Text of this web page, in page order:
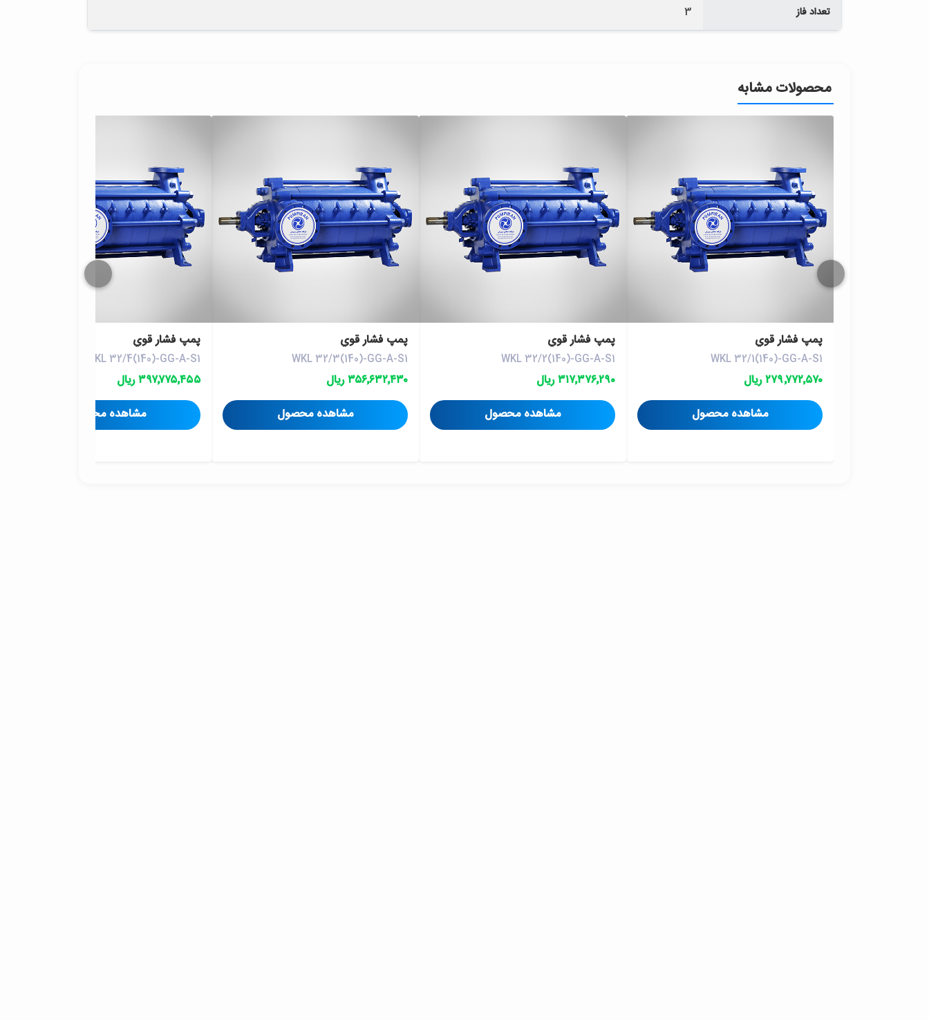
تعداد فاز 3
محصولات مشابه
پمپ فشار قوي
WKL 32/1(140)-GG-A-S1
۲۷۹٬۷۷۲٬۵۷۰ ریال
مشاهده محصول
پمپ فشار قوي
WKL 32/2(140)-GG-A-S1
۳۱۷٬۳۷۶٬۲۹۰ ریال
مشاهده محصول
پمپ فشار قوي
WKL 32/3(140)-GG-A-S1
۳۵۶٬۶۳۲٬۴۳۰ ریال
مشاهده محصول
پمپ فشار قوي
WKL 32/4(140)-GG-A-S1
۳۹۷٬۷۷۵٬۴۵۵ ریال
مشاهده محصول